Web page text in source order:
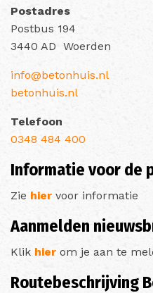
Postadres
Postbus 194
3440 AD Woerden
info@betonhuis.nl
betonhuis.nl
Telefoon
0348 484 400
Informatie voor de
Zie hier voor informatie
Aanmelden
Klik hier om je aan te
Routebeschrijving